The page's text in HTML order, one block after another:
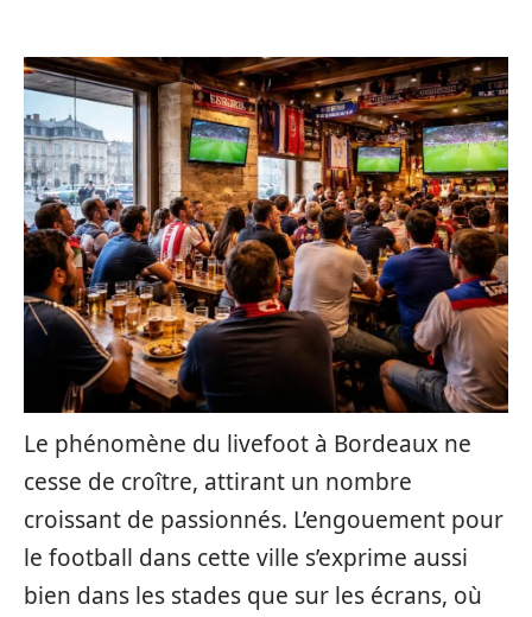
Le phénomène du livefoot à Bordeaux ne
cesse de croître, attirant un nombre
croissant de passionnés. L’engouement pour
le football dans cette ville s’exprime aussi
bien dans les stades que sur les écrans, où